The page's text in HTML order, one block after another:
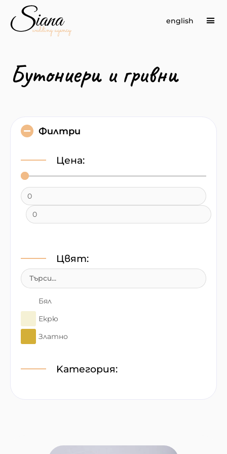
english
Бутониери и гривни
Филтри
Цена:
Цвят:
Бял
Екрю
Златно
РозовоKатегория: